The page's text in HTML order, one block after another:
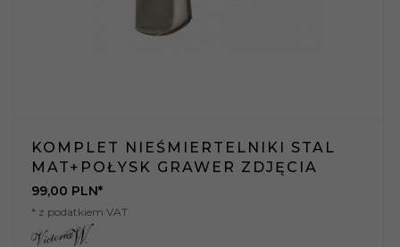
KOMPLET NIEŚMIERTELNIKI STAL
MAT+POŁYSK GRAWER ZDJĘCIA
99,00 PLN*
* z podatkiem VAT